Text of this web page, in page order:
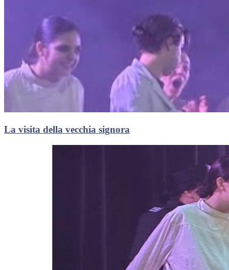
La visita della vecchia signora